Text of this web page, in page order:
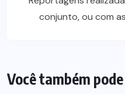
conjunto, ou com
Você também